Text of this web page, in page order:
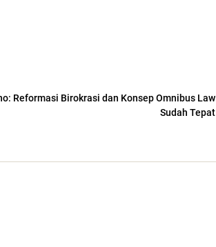
Reformasi Birokrasi dan Konsep Omnibus Law
Sudah Tepat